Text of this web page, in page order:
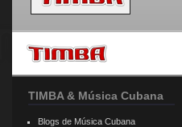
TIMBA & Música Cubana
Blogs de Música Cubana